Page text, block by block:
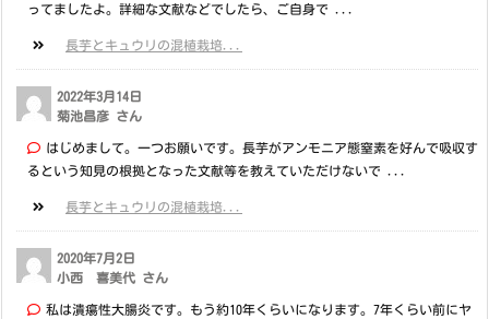
ってましたよ。詳細な文献などでしたら、ご自身で ...
長芋とキュウリの混植栽培...
2022年3月14日
菊池昌彦 さん
はじめまして。一つお願いです。長芋がアンモニア態窒素を好んで吸収す
るという知見の根拠となった文献等を教えていただけないで ...
長芋とキュウリの混植栽培...
2020年7月2日
小西 喜美代 さん
私は潰瘍性大腸炎です。もう約10年くらいになります。7年くらい前にヤ